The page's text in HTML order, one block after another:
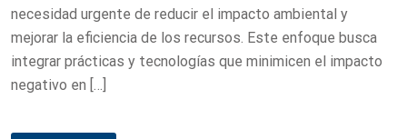
necesidad urgente de reducir el impacto ambiental y
mejorar la eficiencia de los recursos. Este enfoque busca
integrar prácticas y tecnologías que minimicen el impacto
negativo en […]